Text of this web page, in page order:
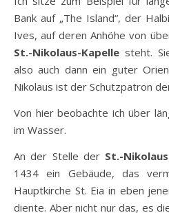
Bank auf „The Island“, der
Ives, auf deren Anhöhe von
St.-Nikolaus-Kapelle steht.
also auch dann ein guter
Nikolaus ist der Schutzpatron
Von hier beobachte ich über
im Wasser.
An der Stelle der St.-
1434 ein Gebäude, das
Hauptkirche St. Eia in eben
diente. Aber nicht nur das, es